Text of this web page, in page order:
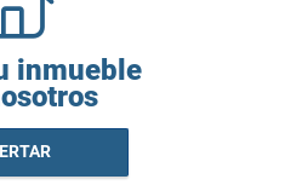
inmueble